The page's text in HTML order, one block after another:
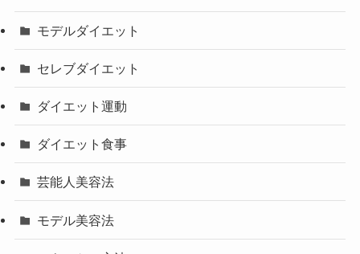
モデルダイエット
セレブダイエット
ダイエット運動
ダイエット食事
芸能人美容法
モデル美容法